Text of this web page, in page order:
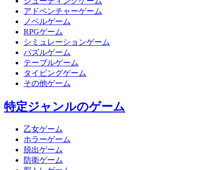
アドベンチャーゲーム
ノベルゲーム
RPGゲーム
シミュレーションゲーム
パズルゲーム
テーブルゲーム
タイピングゲーム
その他ゲーム
特定ジャンルのゲーム
乙女ゲーム
ホラーゲーム
脱出ゲーム
防衛ゲーム